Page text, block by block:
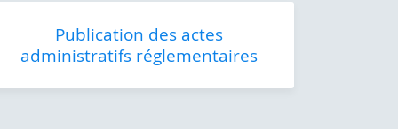
Publication des actes
administratifs réglementaires